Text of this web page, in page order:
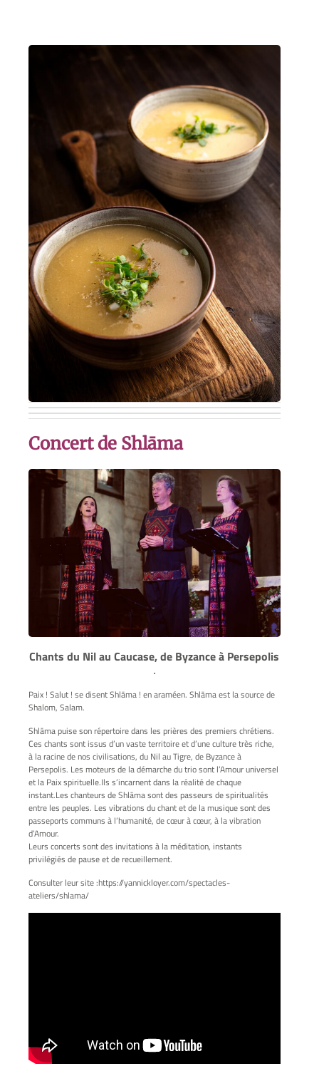
Concert de Shlāma
Chants du Nil au Caucase, de Byzance à Persepolis
.
Paix ! Salut ! se disent Shlāma ! en araméen. Shlāma est la source de
Shalom, Salam.
Shlāma puise son répertoire dans les prières des premiers chrétiens.
Ces chants sont issus d’un vaste territoire et d’une culture très riche,
à la racine de nos civilisations, du Nil au Tigre, de Byzance à
Persepolis. Les moteurs de la démarche du trio sont l’Amour universel
et la Paix spirituelle.Ils s’incarnent dans la réalité de chaque
instant.Les chanteurs de Shlāma sont des passeurs de spiritualités
entre les peuples. Les vibrations du chant et de la musique sont des
passeports communs à l’humanité, de cœur à cœur, à la vibration
d’Amour.
Leurs concerts sont des invitations à la méditation, instants
privilégiés de pause et de recueillement.
Consulter leur site :https://yannickloyer.com/spectacles-
ateliers/shlama/